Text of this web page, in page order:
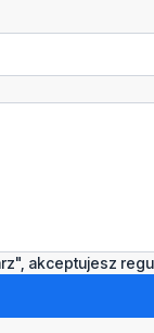
akceptujesz